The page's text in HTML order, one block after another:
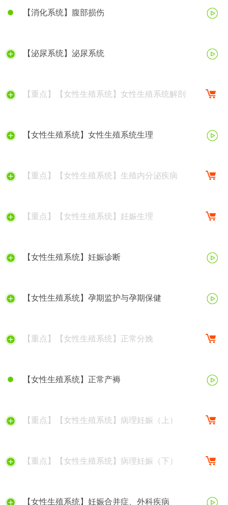
【消化系统】腹部损伤
【泌尿系统】泌尿系统
【重点】【女性生殖系统】女性生殖系统解剖
【女性生殖系统】女性生殖系统生理
【重点】【女性生殖系统】生殖内分泌疾病
【重点】【女性生殖系统】妊娠生理
【女性生殖系统】妊娠诊断
【女性生殖系统】孕期监护与孕期保健
【重点】【女性生殖系统】正常分娩
【女性生殖系统】正常产褥
【重点】【女性生殖系统】病理妊娠（上）
【重点】【女性生殖系统】病理妊娠（下）
【女性生殖系统】妊娠合并症、外科疾病